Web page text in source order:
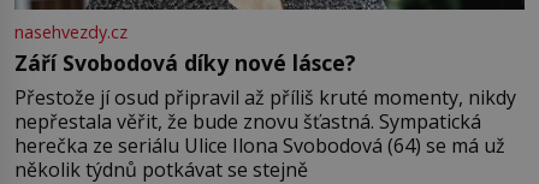
nasehvezdy.cz
Září Svobodová díky nové lásce?
Přestože jí osud připravil až příliš kruté momenty, nikdy
nepřestala věřit, že bude znovu šťastná. Sympatická
herečka ze seriálu Ulice Ilona Svobodová (64) se má už
několik týdnů potkávat se stejně